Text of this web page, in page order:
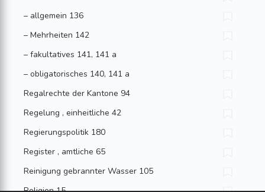
– allgemein 136
– Mehrheiten 142
– fakultatives 141, 141 a
– obligatorisches 140, 141 a
Regalrechte der Kantone 94
Regelung , einheitliche 42
Regierungspolitik 180
Register , amtliche 65
Reinigung gebrannter Wasser 105